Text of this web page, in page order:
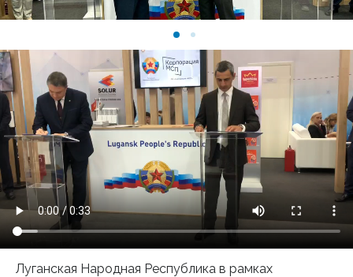
Луганская Народная Республика в рамках